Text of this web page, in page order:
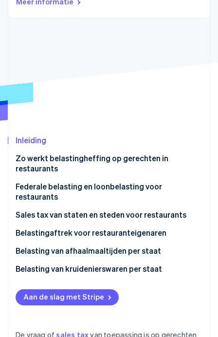
Inleiding
Zo werkt belastingheffing op gerechten in
restaurants
Federale belasting en loonbelasting voor
restaurants
Federale inkomstenbelasting
Loonbelastingen
Aangifte en belastingen over fooien
Heffingskortingen
Sales tax van staten en steden voor restaurants
Sales tax van staten
Sales tax van steden
Gecombineerde sales tax
Belastingaftrek voor restauranteigenaren
COGS
Arbeidskosten
Huur en nutsvoorzieningen
Afschrijvingen
Belasting van afhaalmaaltijden per staat
Geen sales tax van de staat op bereide
Standaard sales tax van de staat op bereide
afhaalmaaltijden
Belasting van kruidenierswaren per staat
Geen sales tax van de staat op kruidenierswaren
Verlaagde sales tax van de staat op
Standaard sales tax van de staat op
Aan de slag met Stripe
De vraag ofsales taxvan toepassing is op gerechten